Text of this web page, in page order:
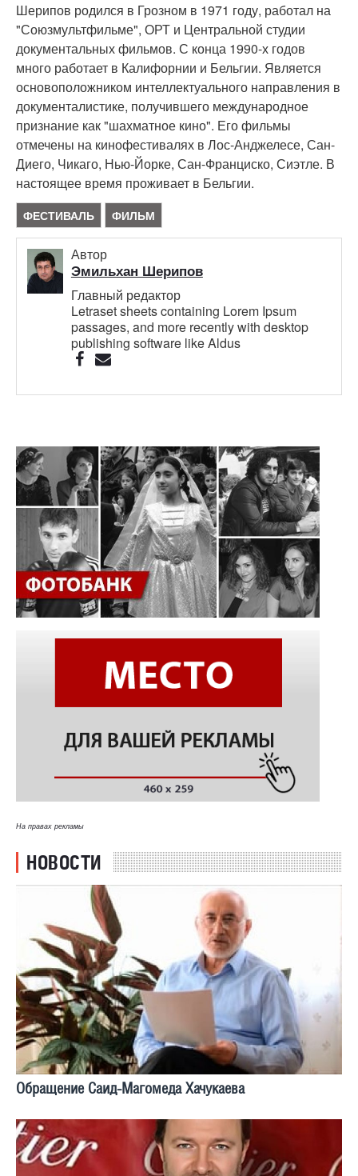
Шерипов родился в Грозном в 1971 году, работал на
"Союзмультфильме", ОРТ и Центральной студии
документальных фильмов. С конца 1990-х годов
много работает в Калифорнии и Бельгии. Является
основоположником интеллектуального направления в
документалистике, получившего международное
признание как "шахматное кино". Его фильмы
отмечены на кинофестивалях в Лос-Анджелесе, Сан-
Диего, Чикаго, Нью-Йорке, Сан-Франциско, Сиэтле. В
настоящее время проживает в Бельгии.
ФЕСТИВАЛЬ ФИЛЬМ
Автор
Эмильхан Шерипов
Главный редактор
Letraset sheets containing Lorem Ipsum
passages, and more recently with desktop
publishing software like Aldus
На правах рекламы
НОВОСТИ
Обращение Саид-Магомеда Хачукаева